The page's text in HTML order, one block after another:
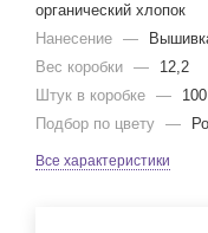
органический хлопок
Нанесение —
Вес коробки —
12,2
Штук в коробке —
100
Подбор по цвету —
Все характеристики